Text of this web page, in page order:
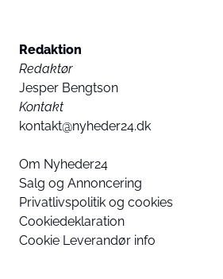
Redaktion
Redaktør
Jesper Bengtson
Kontakt
kontakt@nyheder24.dk
Om Nyheder24
Salg og Annoncering
Privatlivspolitik og cookies
Cookiedeklaration
Cookie Leverandør info